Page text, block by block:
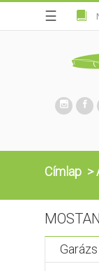
☰
Címlap >
Garázs